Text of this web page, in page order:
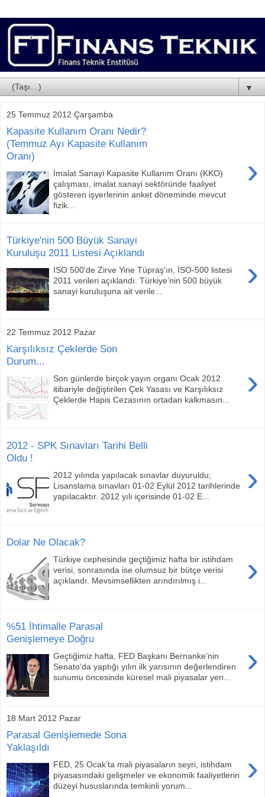
▼
25 Temmuz 2012 Çarşamba
Kapasite Kullanım Oranı Nedir?
(Temmuz Ayı Kapasite Kullanım
Oranı)
›
İmalat Sanayi Kapasite Kullanım Oranı (KKO)
çalışması, imalat sanayi sektöründe faaliyet
gösteren işyerlerinin anket döneminde mevcut
fizik...
Türkiye'nin 500 Büyük Sanayi
Kuruluşu 2011 Listesi Açıklandı
›
ISO 500'de Zirve Yine Tüpraş'ın, İSO-500 listesi
2011 verileri açıklandı. Türkiye’nin 500 büyük
sanayi kuruluşuna ait verile...
22 Temmuz 2012 Pazar
Karşılıksız Çeklerde Son
Durum...
›
Son günlerde birçok yayın organı Ocak 2012
itibariyle değiştirilen Çek Yasası ve Karşılıksız
Çeklerde Hapis Cezasının ortadan kalkmasın...
2012 - SPK Sınavları Tarihi Belli
Oldu !
›
2012 yılında yapılacak sınavlar duyuruldu;
Lisanslama sınavları 01-02 Eylül 2012 tarihlerinde
yapılacaktır. 2012 yılı içerisinde 01-02 E...
Dolar Ne Olacak?
›
Türkiye cephesinde geçtiğimiz hafta bir istihdam
verisi, sonrasında ise olumsuz bir bütçe verisi
açıklandı. Mevsimsellikten arındırılmış i...
%51 İhtimalle Parasal
Genişlemeye Doğru
›
Geçtiğimiz hafta, FED Başkanı Bernanke’nin
Senato’da yaptığı yılın ilk yarısının değerlendiren
sunumu öncesinde küresel mali piyasalar yen...
18 Mart 2012 Pazar
Parasal Genişlemede Sona
Yaklaşıldı
›
FED, 25 Ocak'ta mali piyasaların seyri, istihdam
piyasasındaki gelişmeler ve ekonomik faaliyetlerin
düzeyi hususlarında temkinli yorum...